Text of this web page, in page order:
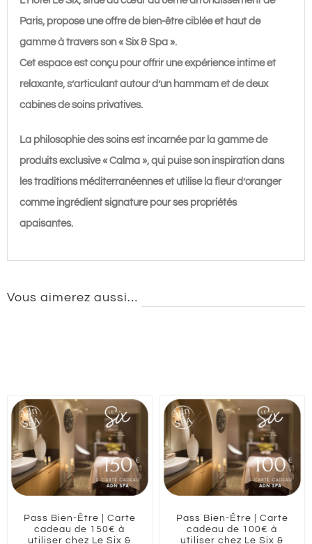
Paris, propose une offre de bien-être ciblée et haut de
gamme à travers son « Six & Spa ».
Cet espace est conçu pour offrir une expérience intime et
relaxante, s’articulant autour d’un hammam et de deux
cabines de soins privatives.
La philosophie des soins est incarnée par la gamme de
produits exclusive « Calma », qui puise son inspiration dans
les traditions méditerranéennes et utilise la fleur d’oranger
comme ingrédient signature pour ses propriétés
apaisantes.
Vous aimerez aussi…
Pass Bien-Être | Carte
cadeau de 150€ à
utiliser chez Le Six &
Pass Bien-Être | Carte
cadeau de 100€ à
utiliser chez Le Six &